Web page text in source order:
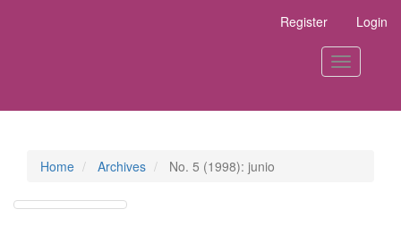
Register Login
Toggle
navigation
Home Archives No. 5 (1998): junio